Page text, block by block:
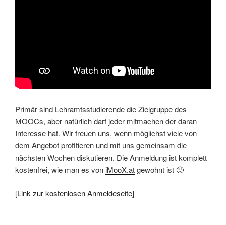
Primär sind Lehramtsstudierende die Zielgruppe des
MOOCs, aber natürlich darf jeder mitmachen der daran
Interesse hat. Wir freuen uns, wenn möglichst viele von
dem Angebot profitieren und mit uns gemeinsam die
nächsten Wochen diskutieren. Die Anmeldung ist komplett
kostenfrei, wie man es voniMooX.atgewohnt ist 🙂
[Link zur kostenlosen Anmeldeseite]